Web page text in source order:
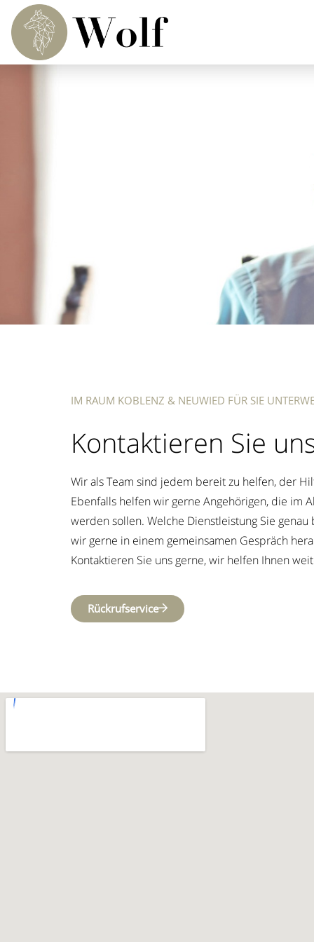
IM RAUM KOBLENZ & NEUWIED FÜR SIE
Kontaktieren Sie
Wir als Team sind jedem bereit zu helfen, der
Ebenfalls helfen wir gerne Angehörigen, die im
werden sollen. Welche Dienstleistung Sie
wir gerne in einem gemeinsamen Gespräch
Kontaktieren Sie uns gerne, wir helfen Ihnen
Rückrufservice